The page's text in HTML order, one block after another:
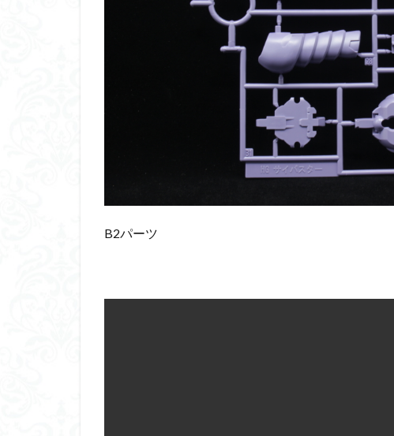
B2パーツ